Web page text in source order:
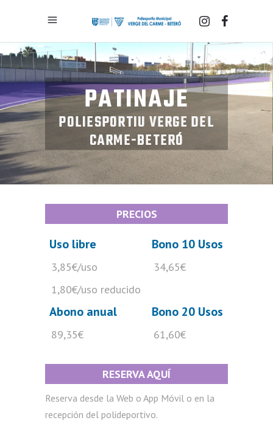
PATINAJE
POLIESPORTIU VERGE DEL
CARME-BETERÓ
PRECIOS
Uso libre Bono 10 Usos
3,85€/uso
34,65€
1,80€/uso reducido
Abono anual Bono 20 Usos
89,35€ 61,60€
RESERVA AQUÍ
Reserva desde la Web o App Móvil o en la
recepción del polideportivo.